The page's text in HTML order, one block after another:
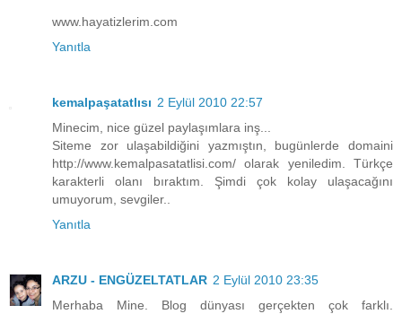
www.hayatizlerim.com
Yanıtla
kemalpaşatatlısı 2 Eylül 2010 22:57
Minecim, nice güzel paylaşımlara inş...
Siteme zor ulaşabildiğini yazmıştın, bugünlerde domaini
http://www.kemalpasatatlisi.com/ olarak yeniledim. Türkçe
karakterli olanı bıraktım. Şimdi çok kolay ulaşacağını
umuyorum, sevgiler..
Yanıtla
ARZU - ENGÜZELTATLAR 2 Eylül 2010 23:35
Merhaba Mine. Blog dünyası gerçekten çok farklı.